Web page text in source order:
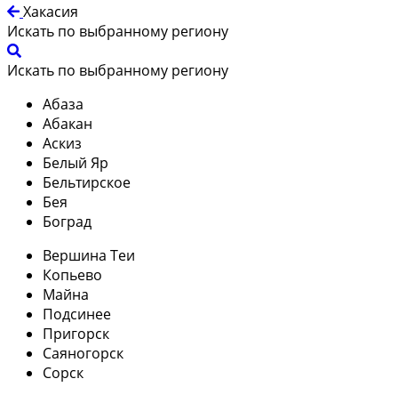
Хакасия
Искать по выбранному региону
Искать по выбранному региону
Абаза
Абакан
Аскиз
Белый Яр
Бельтирское
Бея
Боград
Вершина Теи
Копьево
Майна
Подсинее
Пригорск
Саяногорск
Сорск